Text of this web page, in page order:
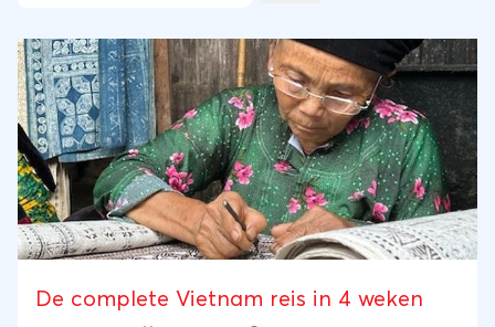
De complete Vietnam reis in 4 weken